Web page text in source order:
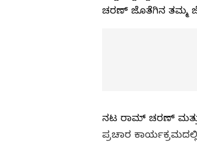
ಚರಣ್ ಜೊತೆಗಿನ ತಮ್ಮ
ನಟ ರಾಮ್ ಚರಣ್ ಮತ್ತು
ಪ್ರಚಾರ